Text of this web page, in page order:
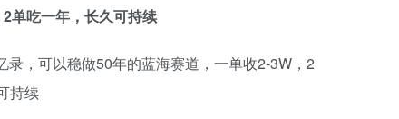
单吃一年，长久可持续